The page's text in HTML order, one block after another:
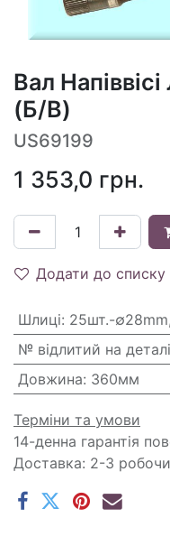
Вал
(Б/В)
US69199
1 353,0 грн.
Додати до списку
Шлиці: 25шт.-
№ відлитий на деталі
Довжина: 360мм
Терміни та умови
14-денна гарантія
Доставка: 2-3